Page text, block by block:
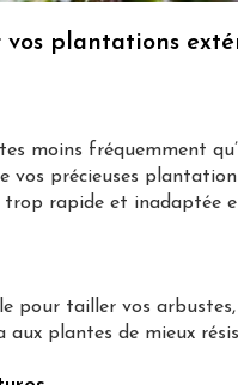
plantations
moins fréquemment
vos précieuses
trop rapide et inadaptée
pour tailler vos
aux plantes de mieux